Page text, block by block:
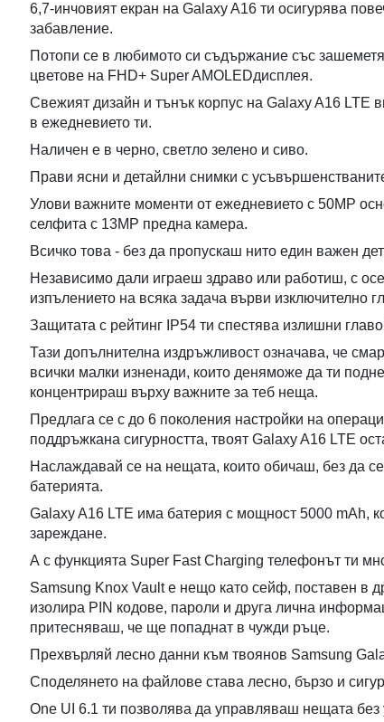
6,7-инчовият екран на Galaxy A16 ти осигурява
забавление.
Потопи се в любимото си съдържание със
цветове на FHD+ Super AMOLEDдисплея.
Свежият дизайн и тънък корпус на Galaxy A16 LTE
в ежедневието ти.
Наличен е в черно, светло зелено и сиво.
Прави ясни и детайлни снимки с
Улови важните моменти от ежедневието с 50MP
селфита с 13MP предна камера.
Всичко това - без да пропускаш нито един важен
Независимо дали играеш здраво или работиш, с
изпълението на всяка задача върви изключително
Защитата с рейтинг IP54 ти спестява излишни
Тази допълнителна издръжливост означава, че
всички малки изненади, които деняможе да ти
концентрираш върху важните за теб неща.
Предлага се с до 6 поколения настройки на
поддръжкана сигурността, твоят Galaxy A16 LTE
Наслаждавай се на нещата, които обичаш, без да
батерията.
Galaxy A16 LTE има батерия с мощност 5000 mAh,
зареждане.
А с функцията Super Fast Charging телефонът ти
Samsung Knox Vault е нещо като сейф, поставен в
изолира PIN кодове, пароли и друга лична
притесняваш, че ще попаднат в чужди ръце.
Прехвърляй лесно данни към твоянов Samsung
Споделянето на файлове става лесно, бързо и
One UI 6.1 ти позволява да управляваш нещата без